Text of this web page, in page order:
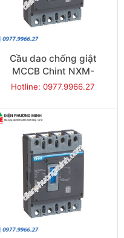
Cầu dao chống giật
MCCB Chint NXM-
630S/4300-500 50KA 4P
Hotline: 0977.9966.27